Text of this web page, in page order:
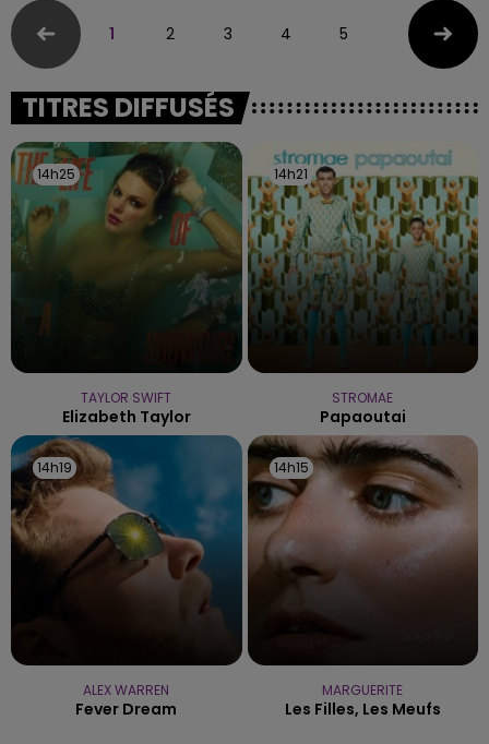
1 2 3 4 5
TITRES DIFFUSÉS
14h25
14h25
TAYLOR SWIFT
Elizabeth Taylor
14h21
14h21
STROMAE
Papaoutai
14h19
14h19
ALEX WARREN
Fever Dream
14h15
14h15
MARGUERITE
Les Filles, Les Meufs